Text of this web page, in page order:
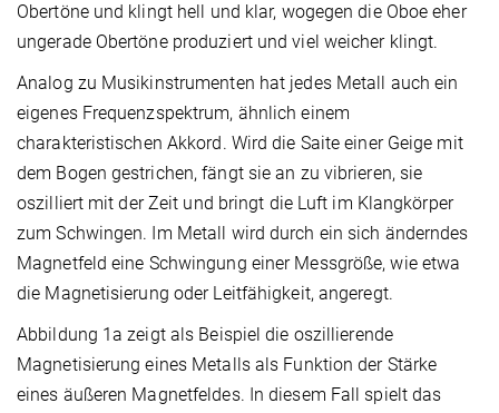
Obertöne und klingt hell und klar, wogegen die Oboe eher
ungerade Obertöne produziert und viel weicher klingt.
Analog zu Musikinstrumenten hat jedes Metall auch ein
eigenes Frequenzspektrum, ähnlich einem
charakteristischen Akkord. Wird die Saite einer Geige mit
dem Bogen gestrichen, fängt sie an zu vibrieren, sie
oszilliert mit der Zeit und bringt die Luft im Klangkörper
zum Schwingen. Im Metall wird durch ein sich änderndes
Magnetfeld eine Schwingung einer Messgröße, wie etwa
die Magnetisierung oder Leitfähigkeit, angeregt.
Abbildung 1a zeigt als Beispiel die oszillierende
Magnetisierung eines Metalls als Funktion der Stärke
eines äußeren Magnetfeldes. In diesem Fall spielt das